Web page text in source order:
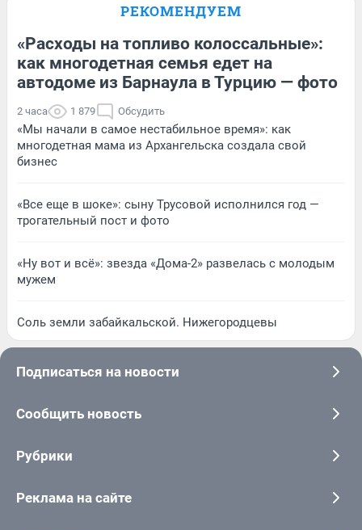
РЕКОМЕНДУЕМ
«Расходы на топливо колоссальные»:
как многодетная семья едет на
автодоме из Барнаула в Турцию — фото
2 часа 1 879 Обсудить
«Мы начали в самое нестабильное время»: как
многодетная мама из Архангельска создала свой
бизнес
«Все еще в шоке»: сыну Трусовой исполнился год —
трогательный пост и фото
«Ну вот и всё»: звезда «Дома-2» развелась с молодым
мужем
Соль земли забайкальской. Нижегородцевы
Подписаться на новости
Сообщить новость
Рубрики
Реклама на сайте